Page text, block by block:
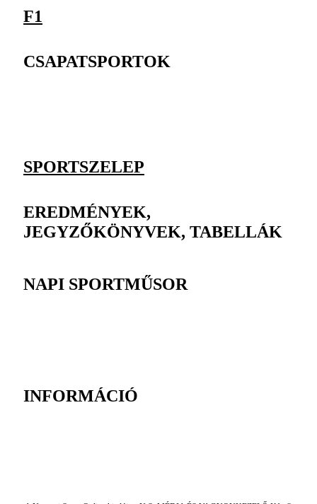
F1
CSAPATSPORTOK
SPORTSZELEP
EREDMÉNYEK,
JEGYZŐKÖNYVEK, TABELLÁK
NAPI SPORTMŰSOR
INFORMÁCIÓ